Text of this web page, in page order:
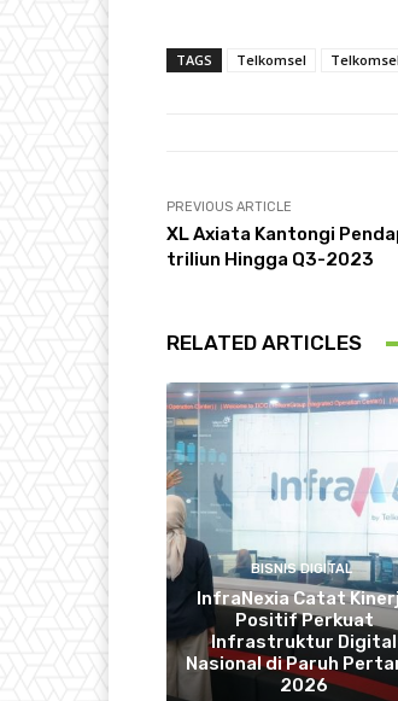
TAGS Telkomsel
PREVIOUS ARTICLE
XL Axiata Kantongi
triliun Hingga Q3-2023
RELATED ARTICLES
BISNIS DIGITAL
InfraNexia Catat
Positif Perkuat
Infrastruktur Digital
Nasional di Paruh
2026